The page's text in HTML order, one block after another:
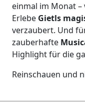
einmal im Monat –
Erlebe Gietls
verzaubert. Und
zauberhafte
Highlight für die
Reinschauen und